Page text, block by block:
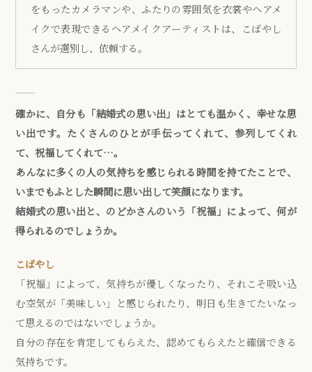
をもったカメラマンや、ふたりの雰囲気を衣裳やヘアメ
イクで表現できるヘアメイクアーティストは、こばやし
さんが選別し、依頼する。
確かに、自分も「結婚式の思い出」はとても温かく、幸せな思
い出です。たくさんのひとが手伝ってくれて、参列してくれ
て、祝福してくれて…。
あんなに多くの人の気持ちを感じられる時間を持てたことで、
いまでもふとした瞬間に思い出して笑顔になります。
結婚式の思い出と、のどかさんのいう「祝福」によって、何が
得られるのでしょうか。
こばやし
「祝福」によって、気持ちが優しくなったり、それこそ吸い込
む空気が「美味しい」と感じられたり、明日も生きてたいなっ
て思えるのではないでしょうか。
自分の存在を肯定してもらえた、認めてもらえたと確信できる
気持ちです。